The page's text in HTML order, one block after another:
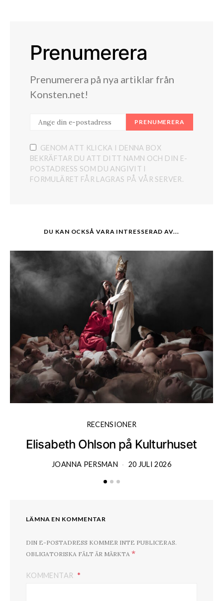
Prenumerera
Prenumerera på nya artiklar från
Konsten.net!
PRENUMERERA
GENOM ATT KLICKA I DENNA BOX
BEKRÄFTAR DU ATT DITT NAMN OCH DIN E-
POSTADRESS SOM DU ANGIVIT I
FORMULÄRET FÅR LAGRAS PÅ VÅR SERVER.
DU KAN OCKSÅ VARA INTRESSERAD AV...
RECENSIONER
Elisabeth Ohlson på Kulturhuset
JOANNA PERSMAN 20 JULI 2026
LÄMNA EN KOMMENTAR
DIN E-POSTADRESS KOMMER INTE PUBLICERAS.
OBLIGATORISKA FÄLT ÄR MÄRKTA *
KOMMENTAR